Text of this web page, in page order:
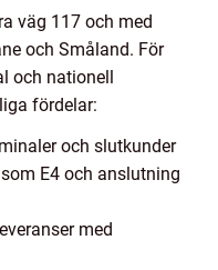
väg 117 och med
och Småland. För
och nationell
fördelar:
och slutkunder
E4 och anslutning
med